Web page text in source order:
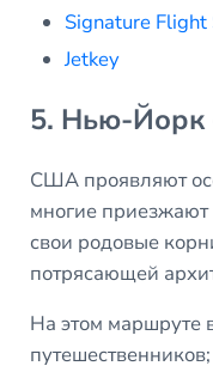
Signature
Jetkey
5. Нью-Йорк
США проявляют
многие
свои родовые
потрясающей
На этом маршруте